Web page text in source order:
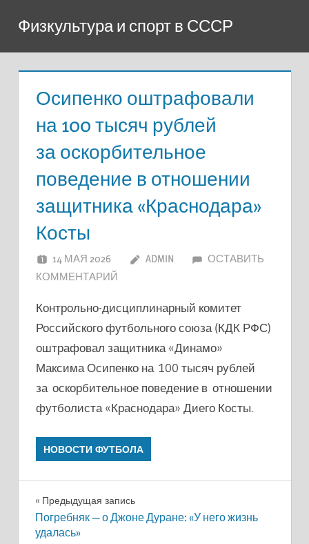
содержимому
Физкультура и спорт в СССР
Осипенко оштрафовали
на 100 тысяч рублей
за оскорбительное
поведение в отношении
защитника «Краснодара»
Косты
14 МАЯ 2026 ADMIN
ОСТАВИТЬ
КОММЕНТАРИЙ
Контрольно-дисциплинарный комитет
Российского футбольного союза (КДК РФС)
оштрафовал защитника «Динамо»
Максима Осипенко на 100 тысяч рублей
за оскорбительное поведение в отношении
футболиста «Краснодара» Диего Косты.
НОВОСТИ ФУТБОЛА
Навигация
по
Предыдущая запись
Погребняк — о Джоне Дуране: «У него жизнь
удалась»